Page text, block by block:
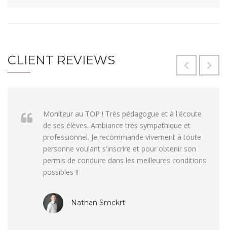
CLIENT REVIEWS
Moniteur au TOP ! Très pédagogue et à l'écoute
de ses élèves. Ambiance très sympathique et
professionnel. Je recommande vivement à toute
personne voulant s'inscrire et pour obtenir son
permis de conduire dans les meilleures conditions
possibles !!
Nathan Smckrt